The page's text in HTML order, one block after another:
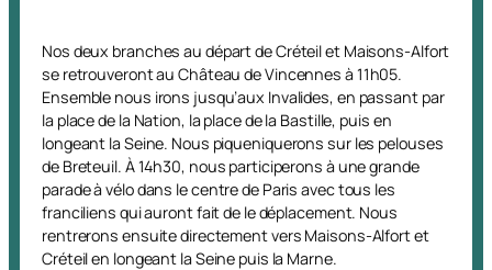
Nos deux branches au départ de Créteil et Maisons-Alfort
se retrouveront au Château de Vincennes à 11h05.
Ensemble nous irons jusqu’aux Invalides, en passant par
la place de la Nation, la place de la Bastille, puis en
longeant la Seine. Nous piqueniquerons sur les pelouses
de Breteuil. À 14h30, nous participerons à une grande
parade à vélo dans le centre de Paris avec tous les
franciliens qui auront fait de le déplacement. Nous
rentrerons ensuite directement vers Maisons-Alfort et
Créteil en longeant la Seine puis la Marne.